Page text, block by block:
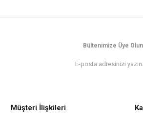
Bültenimize Üye
Müşteri İlişkileri